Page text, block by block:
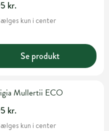
kr.
kun i center
Se produkt
Mullertii ECO
kr.
kun i center